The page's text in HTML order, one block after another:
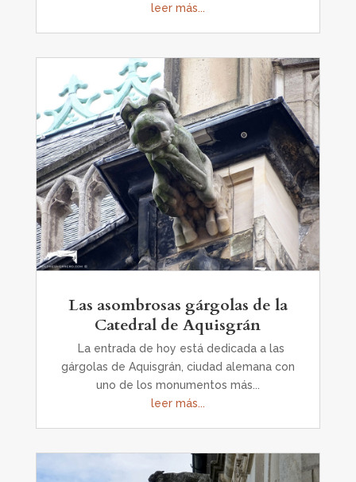
leer más...
Las asombrosas gárgolas de la
Catedral de Aquisgrán
La entrada de hoy está dedicada a las
gárgolas de Aquisgrán, ciudad alemana con
uno de los monumentos más...
leer más...